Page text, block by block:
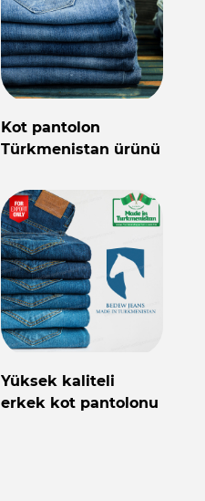
Kot pantolon
Türkmenistan ürünü
Yüksek kaliteli
erkek kot pantolonu